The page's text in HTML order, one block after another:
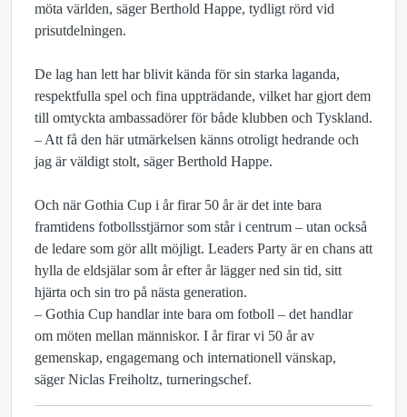
möta världen, säger Berthold Happe, tydligt rörd vid
prisutdelningen.
De lag han lett har blivit kända för sin starka laganda,
respektfulla spel och fina uppträdande, vilket har gjort dem
till omtyckta ambassadörer för både klubben och Tyskland.
– Att få den här utmärkelsen känns otroligt hedrande och
jag är väldigt stolt, säger Berthold Happe.
Och när Gothia Cup i år firar 50 år är det inte bara
framtidens fotbollsstjärnor som står i centrum – utan också
de ledare som gör allt möjligt. Leaders Party är en chans att
hylla de eldsjälar som år efter år lägger ned sin tid, sitt
hjärta och sin tro på nästa generation.
– Gothia Cup handlar inte bara om fotboll – det handlar
om möten mellan människor. I år firar vi 50 år av
gemenskap, engagemang och internationell vänskap,
säger Niclas Freiholtz, turneringschef.